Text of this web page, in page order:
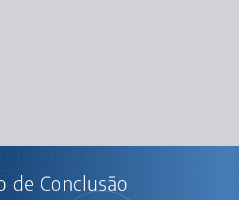
de Conclusão
Empreendedorismo: da ideia ao plano